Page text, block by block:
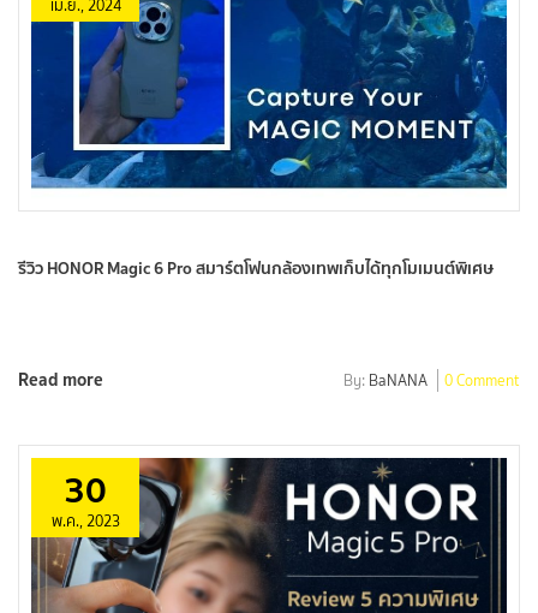
เม.ย., 2024
รีวิว HONOR Magic 6 Pro สมาร์ตโฟนกล้องเทพเก็บได้ทุกโมเมนต์พิเศษ
Read more By: BaNANA 0 Comment
30
พ.ค., 2023